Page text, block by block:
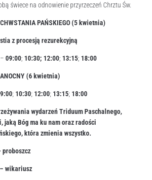
świece na odnowienie przyrzeczeń Chrztu Św.
PAŃSKIEGO (5 kwietnia)
z procesją rezurekcyjną
09:00; 10:30; 12:00; 13:15; 18:00
(6 kwietnia)
; 10:30; 12:00; 13:15; 18:00
wydarzeń TriduumPaschalnego,
jaką Bóg ma ku namoraz radości
która zmienia wszystko.
proboszcz
wikariusz